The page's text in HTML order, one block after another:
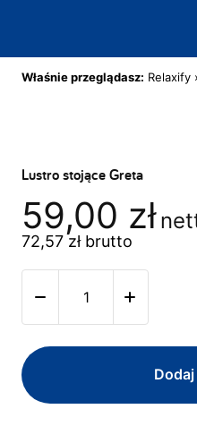
Właśnie przeglądasz: Relaxify
Lustro stojące Greta
59,00 zł
72,57złbrutto